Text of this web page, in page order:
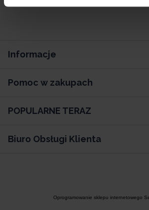
Informacje
Pomoc w zakupach
POPULARNE TERAZ
Biuro Obsługi Klienta
Oprogramowanie sklepu internetowego